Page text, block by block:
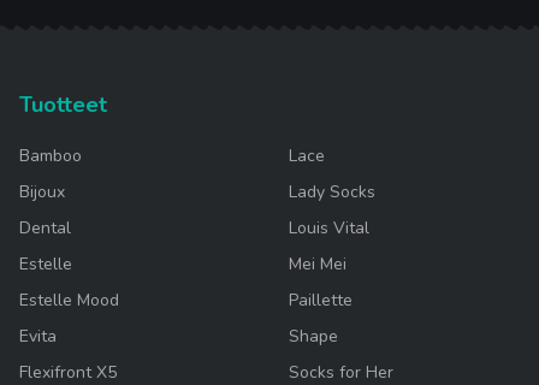
Tuotteet
Bamboo
Bijoux
Dental
Estelle
Estelle Mood
Evita
Flexifront X5
Lace
Lady Socks
Louis Vital
Mei Mei
Paillette
Shape
Socks for Her